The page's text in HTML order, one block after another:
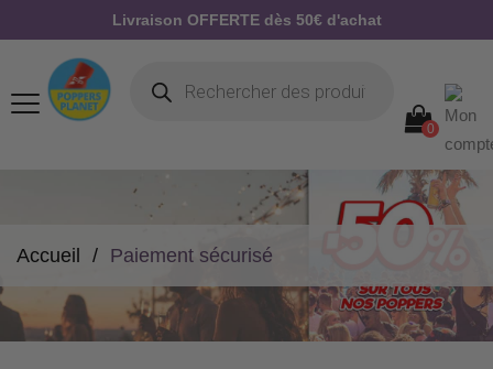
Livraison OFFERTE dès 50€ d'achat
0
Accueil Paiement sécurisé